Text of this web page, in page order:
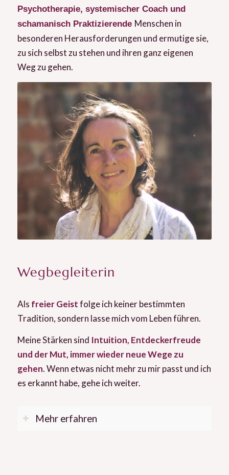
Psychotherapie, systemischer Coach und
schamanisch Praktizierende Menschen in
besonderen Herausforderungen und ermutige sie,
zu sich selbst zu stehen und ihren ganz eigenen
Weg zu gehen.
Wegbegleiterin
Als freier Geistfolge ich keiner bestimmten
Tradition, sondern lasse mich vom Leben führen.
Meine Stärken sind Intuition, Entdeckerfreude
und der Mut, immer wieder neue Wege zu
gehen. Wenn etwas nicht mehr zu mir passt und ich
es erkannt habe, gehe ich weiter.
Mehr erfahren